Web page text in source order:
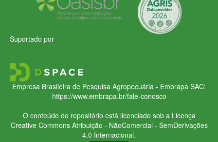
Suportado por
Empresa Brasileira de Pesquisa Agropecuária - Embrapa SAC:
https://www.embrapa.br/fale-conosco
O conteúdo do repositório está licenciado sob a Licença
Creative CommonsAtribuição - NãoComercial - SemDerivações
4.0 Internacional.